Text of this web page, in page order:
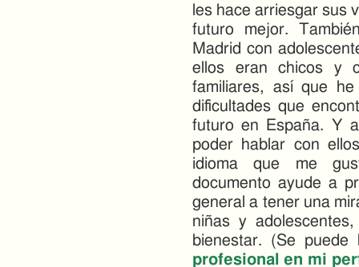
les hace arriesgar sus
futuro mejor.
Madrid con
ellos eran chicos y
familiares, así que
dificultades que
futuro en España. Y
poder hablar con
idioma que me
documento ayude a
general a tener una
niñas y
bienestar. (Se
profesional en mi